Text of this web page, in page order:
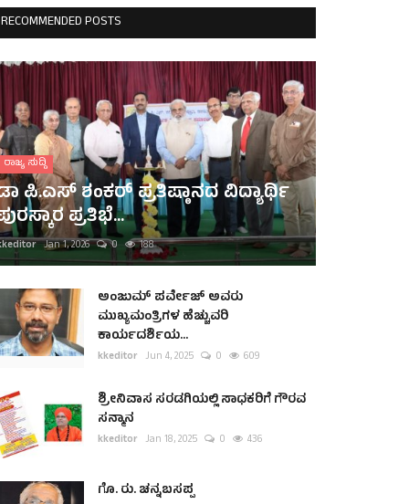
RECOMMENDED POSTS
ರಾಜ್ಯ ಸುದ್ದಿ
ಪಿ.ಎಸ್ ಶಂಕರ್ ಪ್ರತಿಷ್ಠಾನದ ವಿದ್ಯಾರ್ಥಿ
ಪ್ರತಿಭೆ...
Jan 1, 2026 0 188
ಅಂಜುಮ್ ಪರ್ವೇಜ್ ಅವರು
ಮುಖ್ಯಮಂತ್ರಿಗಳ ಹೆಚ್ಚುವರಿ
ಕಾರ್ಯದರ್ಶಿಯ...
kkeditor Jun 4, 2025 0 609
ಶ್ರೀನಿವಾಸ ಸರಡಗಿಯಲ್ಲಿ ಸಾಧಕರಿಗೆ ಗೌರವ
ಸನ್ಮಾನ
kkeditor Jan 18, 2025 0 436
ಗೊ. ರು. ಚನ್ನಬಸಪ್ಪ